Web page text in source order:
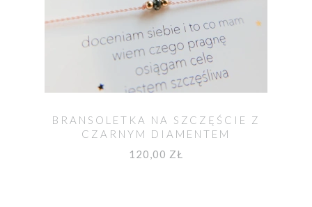
BRANSOLETKA NA SZCZĘŚCIE Z
CZARNYM DIAMENTEM
KARBONADO NA SZNURKU
120,00 ZŁ